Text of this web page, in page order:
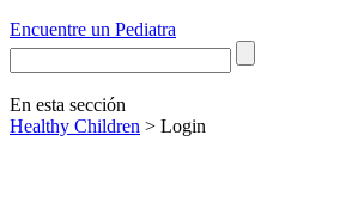
Encuentre un Pediatra
En esta sección
Healthy Children > Login